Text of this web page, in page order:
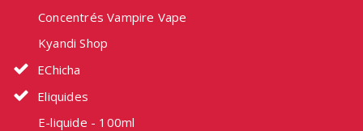
Concentrés Vampire Vape
Kyandi Shop
EChicha
Eliquides
E-liquide - 100ml